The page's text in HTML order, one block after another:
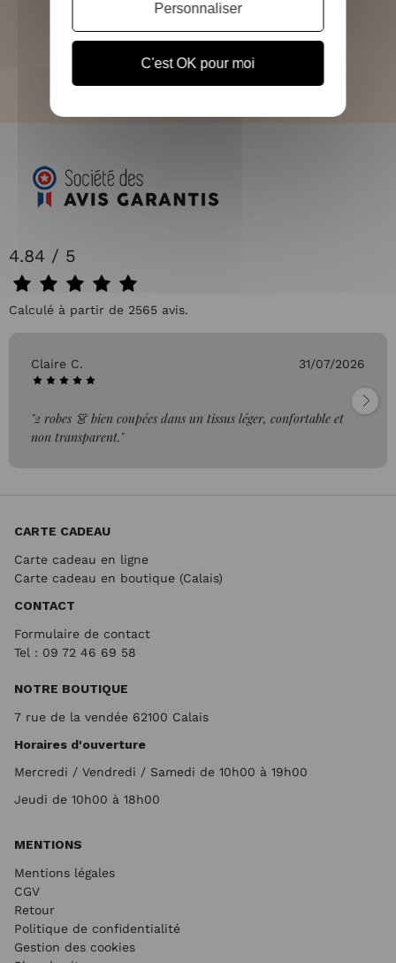
PAIEMENT 100% SÉCURISÉ
CB, PAYPAL, APPLE PAY ET 3X SANS FRAIS
4.84 / 5
Calculé à partir de 2565 avis.
Claire C. 31/07/2026
"2 robes 👗 bien coupées dans un tissus léger, confortable et
non transparent."
CARTE CADEAU
Carte cadeau en ligne
Carte cadeau en boutique (Calais)
CONTACT
Formulaire de contact
Tel : 09 72 46 69 58
NOTRE BOUTIQUE
7 rue de la vendée 62100 Calais
Horaires d'ouverture
Mercredi / Vendredi / Samedi de 10h00 à 19h00
Jeudi de 10h00 à 18h00
MENTIONS
Mentions légales
CGV
Retour
Politique de confidentialité
Gestion des cookies
C'est OK pour moi
Personnaliser